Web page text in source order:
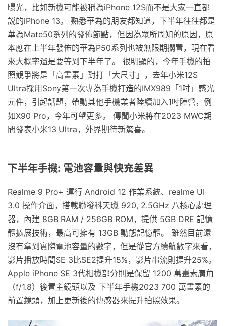
曝光，比如新機可能被稱為iPhone 12S而不是大家一直都
説的iPhone 13。 熟悉華為的朋友都知道，下半年往往都是
華為Mate50系列的發佈節點，但因為眾所周知的原因，原
本應在上半年發佈的華為P50系列也被無限期擱置，現在看
來大概率還是要等到下半年了。 很明顯的，今年手機的拍
照競爭將是「高畫素」對打「大尺寸」，去年小米12S
Ultra採用Sony第一次專為手機打造的IMX989「1吋」感光
元件，引起話題，帶動其他手機業者陸續加入1吋陣營，例
如X90 Pro，今年可望更多。 傳聞小米將在2023 MWC期
間發表小米13 Ultra，外界期待新驚喜。
下半年手機: 電池容量與快充差異
Realme 9 Pro+ 運行 Android 12 作業系統、realme UI
3.0 操作介面，搭載聯發科天璣 920, 2.5GHz 八核心處理
器，內建 8GB RAM / 256GB ROM，提供 5GB DRE 記憶
體擴展技術，最高可擁有 13GB 動態記憶體。 雖然目前還
沒有拿到實際電池容量的數字，但是從官方續航數字來看，
影片播放時間SE 3比SE2提升15%，影片串流則提升25%。
Apple iPhone SE 3代相機部分則是保留 1200 萬畫素廣角
（f/1.8）後置主鏡頭以及 下半年手機2023 700 萬畫素的
前置鏡頭，加上更新後的傳感器來提升拍照效果。